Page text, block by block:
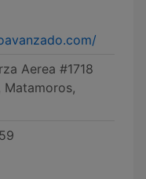
Aerea #1718
Matamoros,